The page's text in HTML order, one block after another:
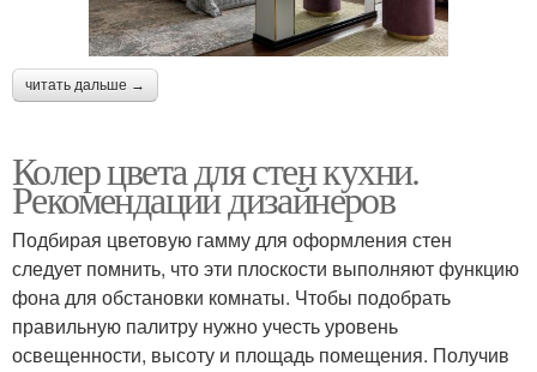
читать дальше →
Колер цвета для стен кухни.
Рекомендации дизайнеров
Подбирая цветовую гамму для оформления стен
следует помнить, что эти плоскости выполняют функцию
фона для обстановки комнаты. Чтобы подобрать
правильную палитру нужно учесть уровень
освещенности, высоту и площадь помещения. Получив